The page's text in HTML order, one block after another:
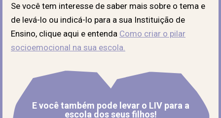
Se você tem interesse de saber mais sobre o tema e
de levá-lo ou indicá-lo para a sua Instituição de
Ensino, clique aqui e entenda Como criar o pilar
socioemocional na sua escola.
E você também pode levar o LIV para a
escola dos seus filhos!